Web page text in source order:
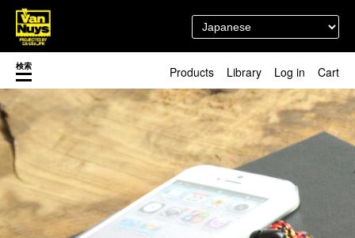
検索 Products
新着／最近発売の新商品
Pick up
マスク関連商品
カスタマイズ
新商品（BackNumber）
Library
渋谷店
徳島店
レディースショップ
即納ショップ
訳あり＆アウトレットShop
ブランドストーリー
スタッフブログ
Log in Cart